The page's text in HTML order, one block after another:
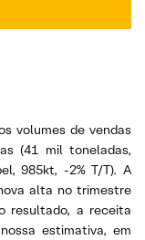
volumes de vendas
(41 mil toneladas,
985kt, -2% T/T). A
alta no trimestre
resultado, a receita
estimativa, em